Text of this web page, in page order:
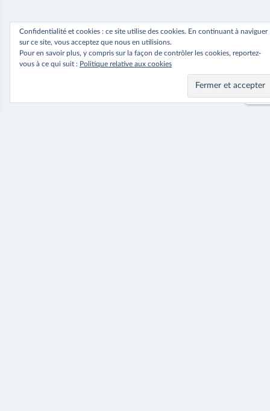
Confidentialité et cookies : ce site utilise des cookies. En continuant à naviguer
sur ce site, vous acceptez que nous en utilisions.
Pour en savoir plus, y compris sur la façon de contrôler les cookies, reportez-
vous à ce qui suit : Politique relative aux cookies